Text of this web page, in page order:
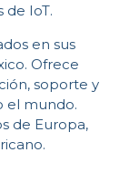
de IoT.
en sus
Ofrece
soporte y
el mundo.
de Europa,